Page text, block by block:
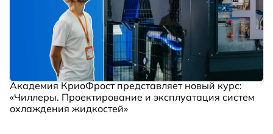
Академия КриоФрост представляет новый курс:
«Чиллеры. Проектирование и эксплуатация систем
охлаждения жидкостей»